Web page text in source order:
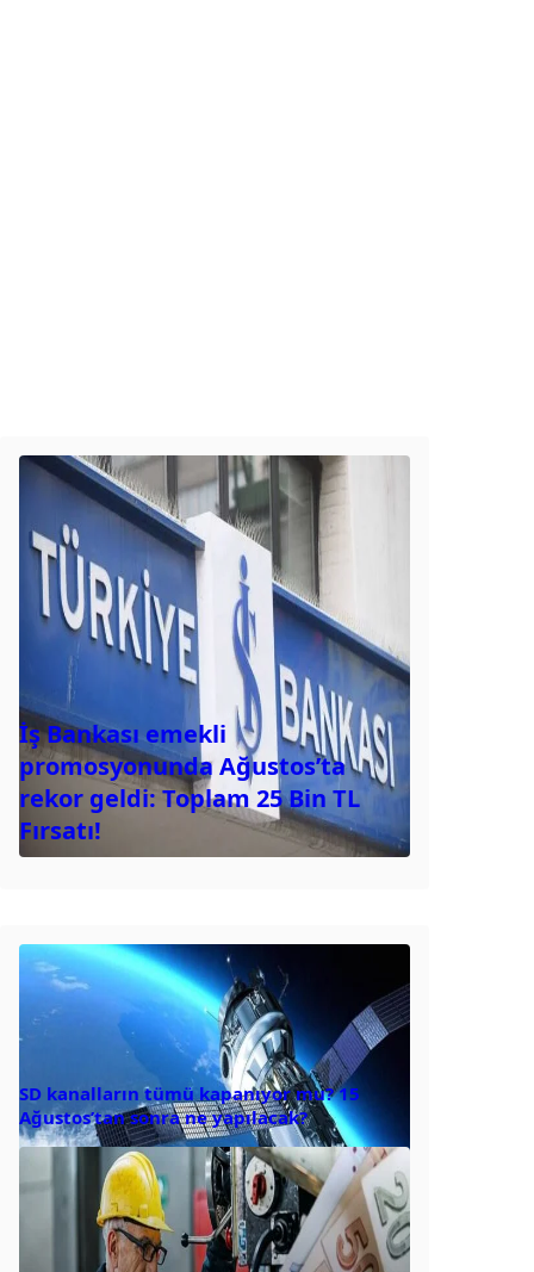
İş Bankası emekli
promosyonunda Ağustos’ta
rekor geldi: Toplam 25 Bin TL
Fırsatı!
SD kanalların tümü kapanıyor mu? 15
Ağustos’tan sonra ne yapılacak?